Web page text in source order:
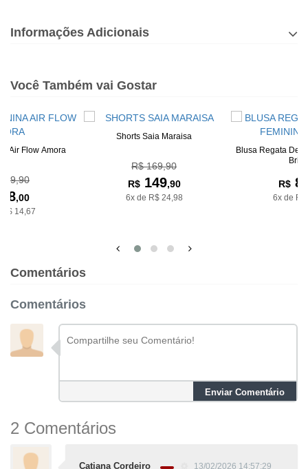
Informações Adicionais
Você Também vai Gostar
Air Flow Amora
,00
14,67
Shorts Saia Maraisa
R$ 169,90
R$149,90
6x de R$ 24,98
Blusa Regata De
R$
6x de
Comentários
Comentários
Enviar Comentário
2 Comentários
Catiana Cordeiro 13/02/2026 14:57:29